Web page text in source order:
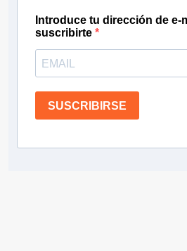
Introduce tu dirección de e-
suscribirte
SUSCRIBIRSE